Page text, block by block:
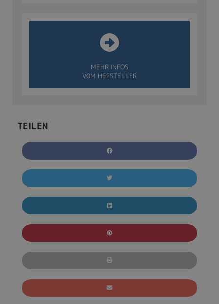
MEHR INFOS
VOM HERSTELLER
TEILEN